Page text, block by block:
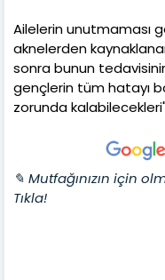
Ailelerin unutmaması
aknelerden
sonra bunun
gençlerin tüm hatayı
zorunda
✎ Mutfağınızın için
Tıkla!